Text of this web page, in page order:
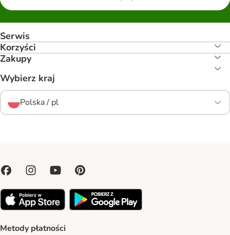
Serwis
Korzyści
Zakupy
Wybierz kraj
Polska / pl
Metody płatności